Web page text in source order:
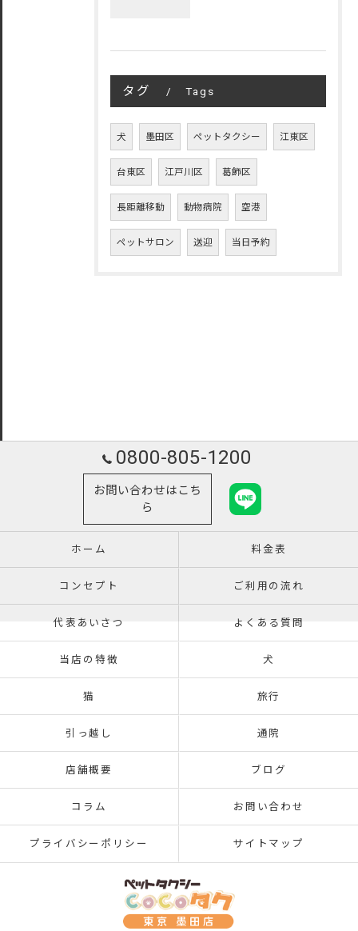
タグ Tags
犬 墨田区 ペットタクシー 江東区
台東区 江戸川区 葛飾区
長距離移動 動物病院 空港
ペットサロン 送迎 当日予約
0800-805-1200
お問い合わせはこち
ら
ホーム 料金表
コンセプト ご利用の流れ
代表あいさつ よくある質問
当店の特徴 犬
猫 旅行
引っ越し 通院
店舗概要 ブログ
コラム お問い合わせ
プライバシーポリシー サイトマップ